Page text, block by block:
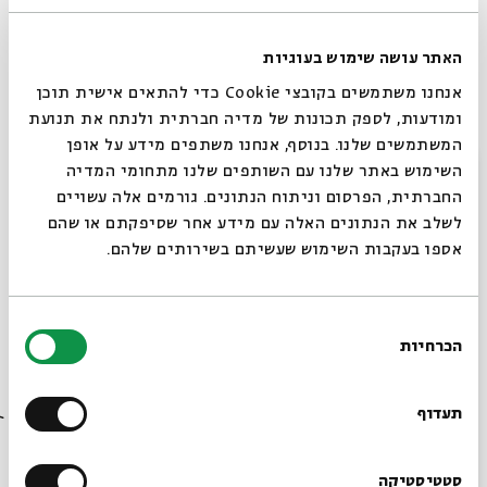
האתר עושה שימוש בעוגיות
אנחנו משתמשים בקובצי Cookie כדי להתאים אישית תוכן
ומודעות, לספק תכונות של מדיה חברתית ולנתח את תנועת
המשתמשים שלנו. בנוסף, אנחנו משתפים מידע על אופן
השימוש באתר שלנו עם השותפים שלנו מתחומי המדיה
החברתית, הפרסום וניתוח הנתונים. גורמים אלה עשויים
לשלב את הנתונים האלה עם מידע אחר שסיפקתם או שהם
אספו בעקבות השימוש שעשיתם בשירותים שלהם.
הסכמה
הכרחיות
תעדוף
סטטיסטיקה
מוזיאון ישראל מארח את בית אבי חי
סגור